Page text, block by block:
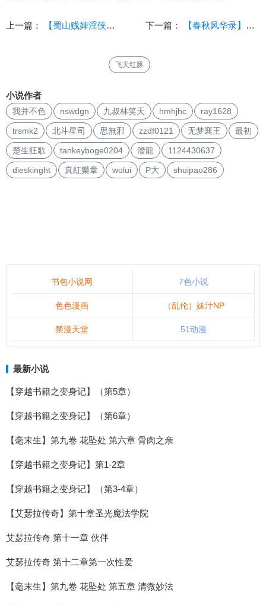
上一篇： 【蜀山贱婢淫侠传】 45 (多GIF动图) 下一篇： 【春秋风华录】第400.1-401章
飞天红豚
小说作者
我并不色 nswdgn 九叔林笑天 hmhjhc ray1628
trsmk2 北斗星司 思無邪 zzdf0121 无梦襄王 最初
楚生狂歌 tankeyboge0204 潛龍 1124430637
dieskinght 真紅樂章 wolui P大 shuipao286
书包小说网 7色小说
色色漫画 （乱伦）妹汁NP
禁漫天堂 51动漫
最新小说
【穿越书籍之变身记】（第5章）
【穿越书籍之变身记】（第6章）
【毫末生】第九卷 花坠处 第六章 骨肉之亲
【穿越书籍之变身记】第1-2章
【穿越书籍之变身记】（第3-4章）
【艾瑟拉传奇】第十章圣光魔法学院
艾瑟拉传奇 第十一章 伙伴
艾瑟拉传奇 第十二章第一次性爱
【毫末生】第九卷 花坠处 第五章 清微妙法